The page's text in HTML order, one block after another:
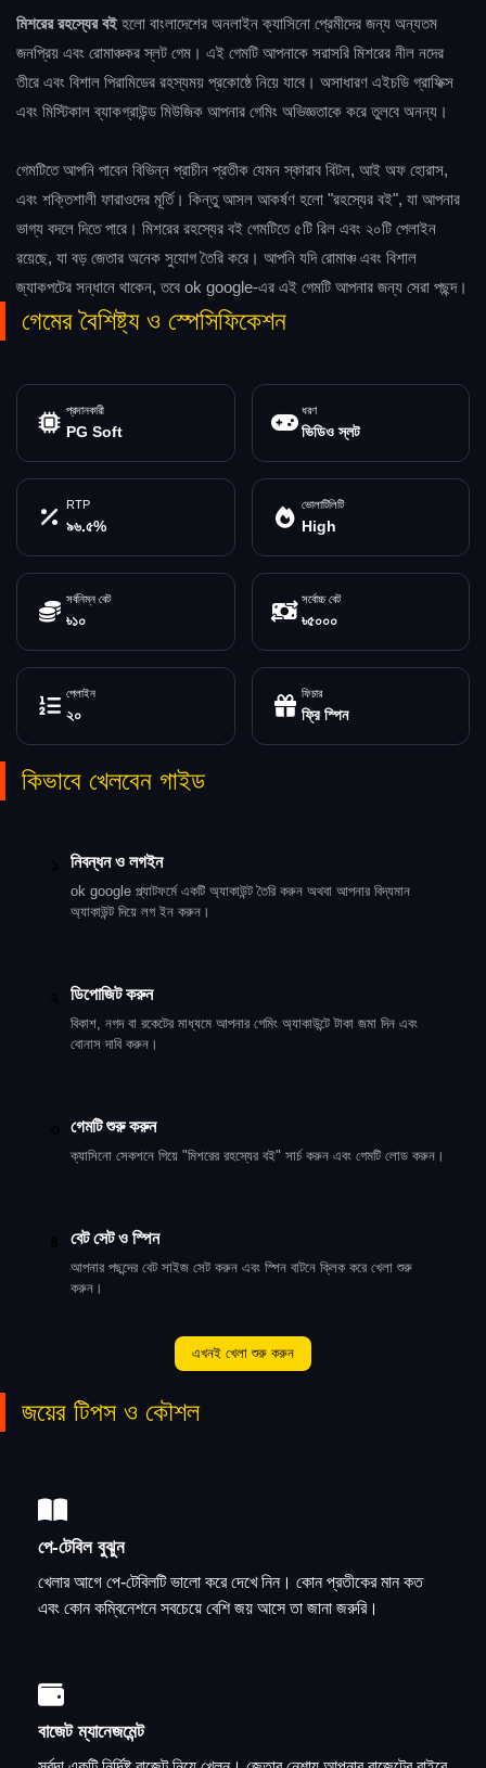
মিশরের রহস্যের বইহলো বাংলাদেশের অনলাইন ক্যাসিনো প্রেমীদের জন্য অন্যতম
জনপ্রিয় এবং রোমাঞ্চকর স্লট গেম। এই গেমটি আপনাকে সরাসরি মিশরের নীল নদের
তীরে এবং বিশাল পিরামিডের রহস্যময় প্রকোষ্ঠে নিয়ে যাবে। অসাধারণ এইচডি গ্রাফিক্স
এবং মিস্টিকাল ব্যাকগ্রাউন্ড মিউজিক আপনার গেমিং অভিজ্ঞতাকে করে তুলবে অনন্য।
গেমটিতে আপনি পাবেন বিভিন্ন প্রাচীন প্রতীক যেমন স্কারাব বিটল, আই অফ হোরাস,
এবং শক্তিশালী ফারাওদের মূর্তি। কিন্তু আসল আকর্ষণ হলো "রহস্যের বই", যা আপনার
ভাগ্য বদলে দিতে পারে। মিশরের রহস্যের বই গেমটিতে ৫টি রিল এবং ২০টি পেলাইন
রয়েছে, যা বড় জেতার অনেক সুযোগ তৈরি করে। আপনি যদি রোমাঞ্চ এবং বিশাল
জ্যাকপটের সন্ধানে থাকেন, তবে ok google-এর এই গেমটি আপনার জন্য সেরা পছন্দ।
গেমের বৈশিষ্ট্য ও স্পেসিফিকেশন
প্রদানকারী
PG Soft
ধরণ
ভিডিও স্লট
RTP
৯৬.৫%
ভোলাটিলিটি
High
সর্বনিম্ন বেট
৳১০
সর্বোচ্চ বেট
৳৫০০০
পেলাইন
২০
ফিচার
ফ্রি স্পিন
কিভাবে খেলবেন গাইড
নিবন্ধন ও লগইন
ok google প্ল্যাটফর্মে একটি অ্যাকাউন্ট তৈরি করুন অথবা আপনার বিদ্যমান
অ্যাকাউন্ট দিয়ে লগ ইন করুন।
ডিপোজিট করুন
বিকাশ, নগদ বা রকেটের মাধ্যমে আপনার গেমিং অ্যাকাউন্টে টাকা জমা দিন এবং
বোনাস দাবি করুন।
গেমটি শুরু করুন
ক্যাসিনো সেকশনে গিয়ে "মিশরের রহস্যের বই" সার্চ করুন এবং গেমটি লোড করুন।
বেট সেট ও স্পিন
আপনার পছন্দের বেট সাইজ সেট করুন এবং স্পিন বাটনে ক্লিক করে খেলা শুরু
করুন।
এখনই খেলা শুরু করুন
জয়ের টিপস ও কৌশল
পে-টেবিল বুঝুন
খেলার আগে পে-টেবিলটি ভালো করে দেখে নিন। কোন প্রতীকের মান কত
এবং কোন কম্বিনেশনে সবচেয়ে বেশি জয় আসে তা জানা জরুরি।
বাজেট ম্যানেজমেন্ট